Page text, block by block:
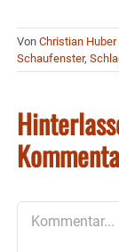
Von Christian Huber
Schaufenster,